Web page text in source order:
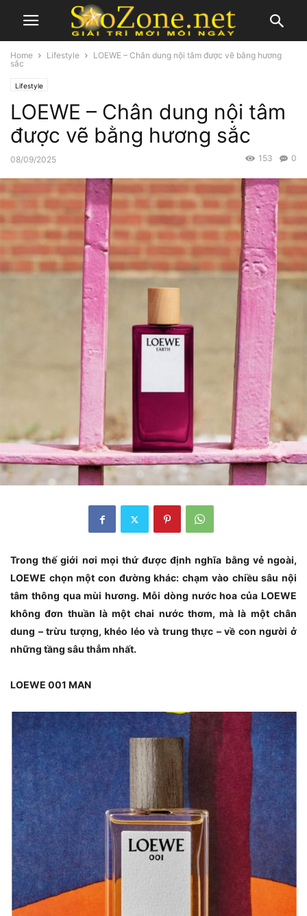
Home Lifestyle
LOEWE – Chân dung nội tâm được vẽ bằng hương
sắc
Lifestyle
LOEWE – Chân dung nội tâm
được vẽ bằng hương sắc
08/09/2025 0
153
Trong thế giới nơi mọi thứ được định nghĩa bằng vẻ ngoài,
LOEWE chọn một con đường khác: chạm vào chiều sâu nội
tâm thông qua mùi hương. Mỗi dòng nước hoa của LOEWE
không đơn thuần là một chai nước thơm, mà là một chân
dung – trừu tượng, khéo léo và trung thực – về con người ở
những tầng sâu thẳm nhất.
LOEWE 001 MAN